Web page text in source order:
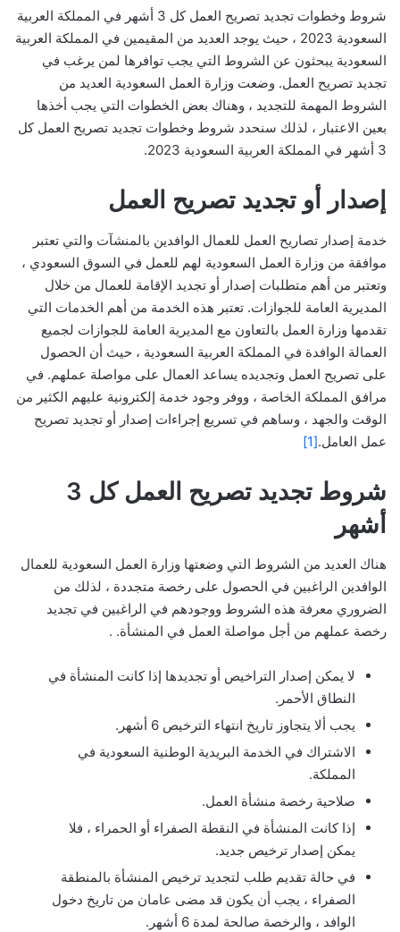
شروط وخطوات تجديد تصريح العمل كل 3 أشهر في المملكة العربية
السعودية 2023 ، حيث يوجد العديد من المقيمين في المملكة العربية
السعودية يبحثون عن الشروط التي يجب توافرها لمن يرغب في
تجديد تصريح العمل. وضعت وزارة العمل السعودية العديد من
الشروط المهمة للتجديد ، وهناك بعض الخطوات التي يجب أخذها
بعين الاعتبار ، لذلك سنحدد شروط وخطوات تجديد تصريح العمل كل
3 أشهر في المملكة العربية السعودية 2023.
إصدار أو تجديد تصريح العمل
خدمة إصدار تصاريح العمل للعمال الوافدين بالمنشآت والتي تعتبر
موافقة من وزارة العمل السعودية لهم للعمل في السوق السعودي ،
وتعتبر من أهم متطلبات إصدار أو تجديد الإقامة للعمال من خلال
المديرية العامة للجوازات. تعتبر هذه الخدمة من أهم الخدمات التي
تقدمها وزارة العمل بالتعاون مع المديرية العامة للجوازات لجميع
العمالة الوافدة في المملكة العربية السعودية ، حيث أن الحصول
على تصريح العمل وتجديده يساعد العمال على مواصلة عملهم. في
مرافق المملكة الخاصة ، ووفر وجود خدمة إلكترونية عليهم الكثير من
الوقت والجهد ، وساهم في تسريع إجراءات إصدار أو تجديد تصريح
عمل العامل.[1]
شروط تجديد تصريح العمل كل 3
أشهر
هناك العديد من الشروط التي وضعتها وزارة العمل السعودية للعمال
الوافدين الراغبين في الحصول على رخصة متجددة ، لذلك من
الضروري معرفة هذه الشروط ووجودهم في الراغبين في تجديد
رخصة عملهم من أجل مواصلة العمل في المنشأة. .
لا يمكن إصدار التراخيص أو تجديدها إذا كانت المنشأة في
النطاق الأحمر.
يجب ألا يتجاوز تاريخ انتهاء الترخيص 6 أشهر.
الاشتراك في الخدمة البريدية الوطنية السعودية في
المملكة.
صلاحية رخصة منشأة العمل.
إذا كانت المنشأة في النقطة الصفراء أو الحمراء ، فلا
يمكن إصدار ترخيص جديد.
في حالة تقديم طلب لتجديد ترخيص المنشأة بالمنطقة
الصفراء ، يجب أن يكون قد مضى عامان من تاريخ دخول
الوافد ، والرخصة صالحة لمدة 6 أشهر.